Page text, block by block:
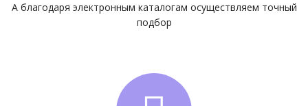
А благодаря электронным каталогам осуществляем точный
подбор